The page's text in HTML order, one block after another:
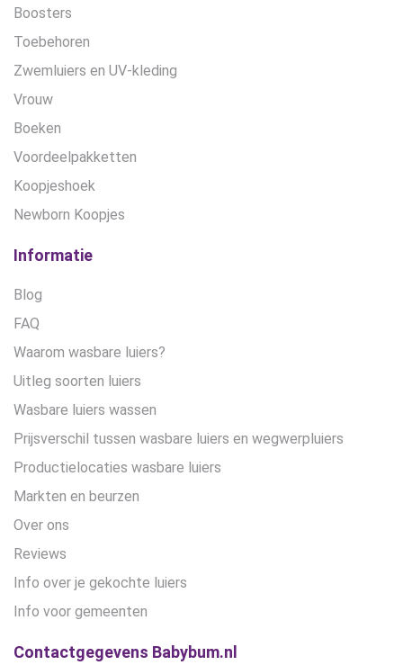
Boosters
Toebehoren
Zwemluiers en UV-kleding
Vrouw
Boeken
Voordeelpakketten
Koopjeshoek
Newborn Koopjes
Informatie
Blog
FAQ
Waarom wasbare luiers?
Uitleg soorten luiers
Wasbare luiers wassen
Prijsverschil tussen wasbare luiers en wegwerpluiers
Productielocaties wasbare luiers
Markten en beurzen
Over ons
Reviews
Info over je gekochte luiers
Info voor gemeenten
Contactgegevens Babybum.nl